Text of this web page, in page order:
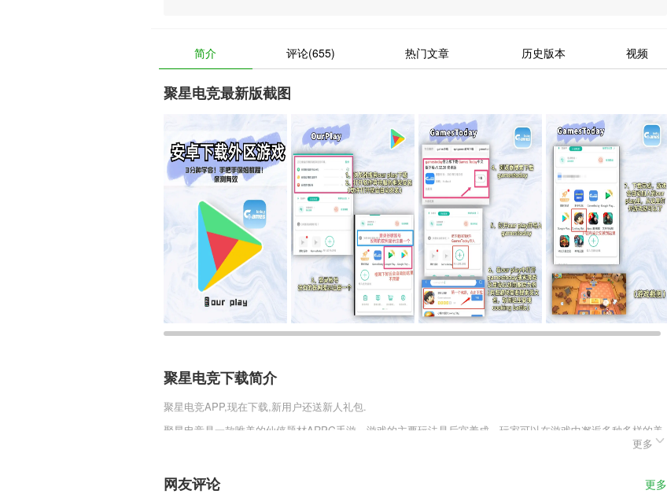
简介 评论(655) 热门文章 历史版本 视频
聚星电竞最新版截图
聚星电竞下载简介
聚星电竞APP,现在下载,新用户还送新人礼包.
聚星电竞是一款唯美的仙侠题材ARPG手游。游戏的主要玩法是后宫养成，玩家可以在游戏中邂逅多种多样的美
女NPC，并将她们收为后宫进行培养和升级，并利用她们的能力来辅助自己战斗。美人传官方最新版v2.1中还有
聚星电竞软件特色
更多
网友评论 更多